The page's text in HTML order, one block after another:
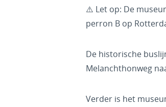
⚠️ Let op: De
perron B op
De historische
Melanchthonweg
Verder is het